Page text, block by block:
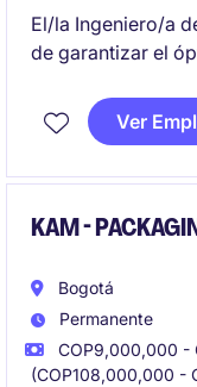
El/la Ingeniero/a
de garantizar el
Este rol clave se
estrategias de
Ver
KAM -
Bogotá
Permanente
COP9,000,000 -
(COP108,000,000 -